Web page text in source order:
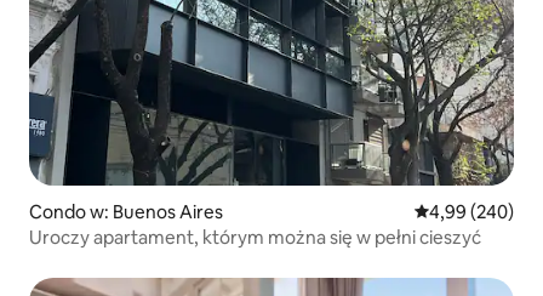
Condo w: Buenos Aires Średnia
4,99 (240)
Uroczy apartament, którym można się w pełni cieszyć